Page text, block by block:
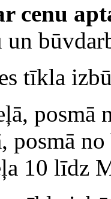
cenu
un
tīkla
posmā
10 līdz